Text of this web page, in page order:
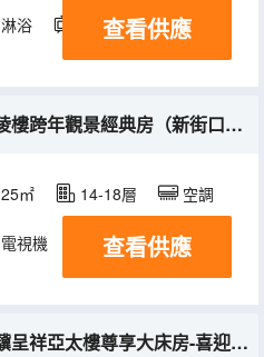
淋浴 電視機 冰箱
查看供應
金陵樓跨年觀景經典房（新街口朝向）
25㎡ 14-18層 空調
電視機 冰箱
查看供應
騏驥呈祥亞太樓尊享大床房-喜迎新春,賞燈會